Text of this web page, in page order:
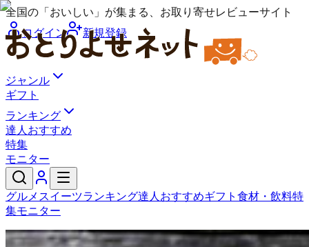
全国の「おいしい」が集まる、お取り寄せレビューサイト
ログイン
新規登録
ジャンル
ギフト
ランキング
達人おすすめ
特集
モニター
グルメ スイーツランキング達人おすすめギフト 食材・飲料特
集モニター